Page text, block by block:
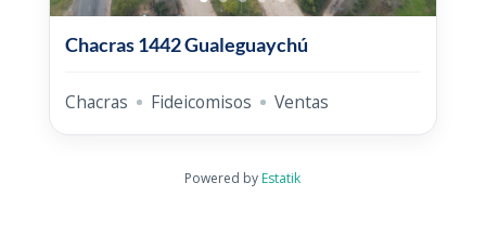
Chacras 1442 Gualeguaychú
Chacras Fideicomisos Ventas
Powered by Estatik